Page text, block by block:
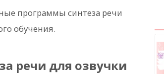
программы синтеза речи
обучения.
речи для озвучки